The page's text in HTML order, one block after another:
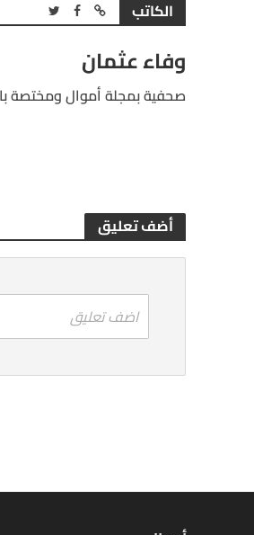
الكاتب
وفاء عثمان
صحفية بمجلة أموال ومختصة
أضف تعليق
اضف تعليق